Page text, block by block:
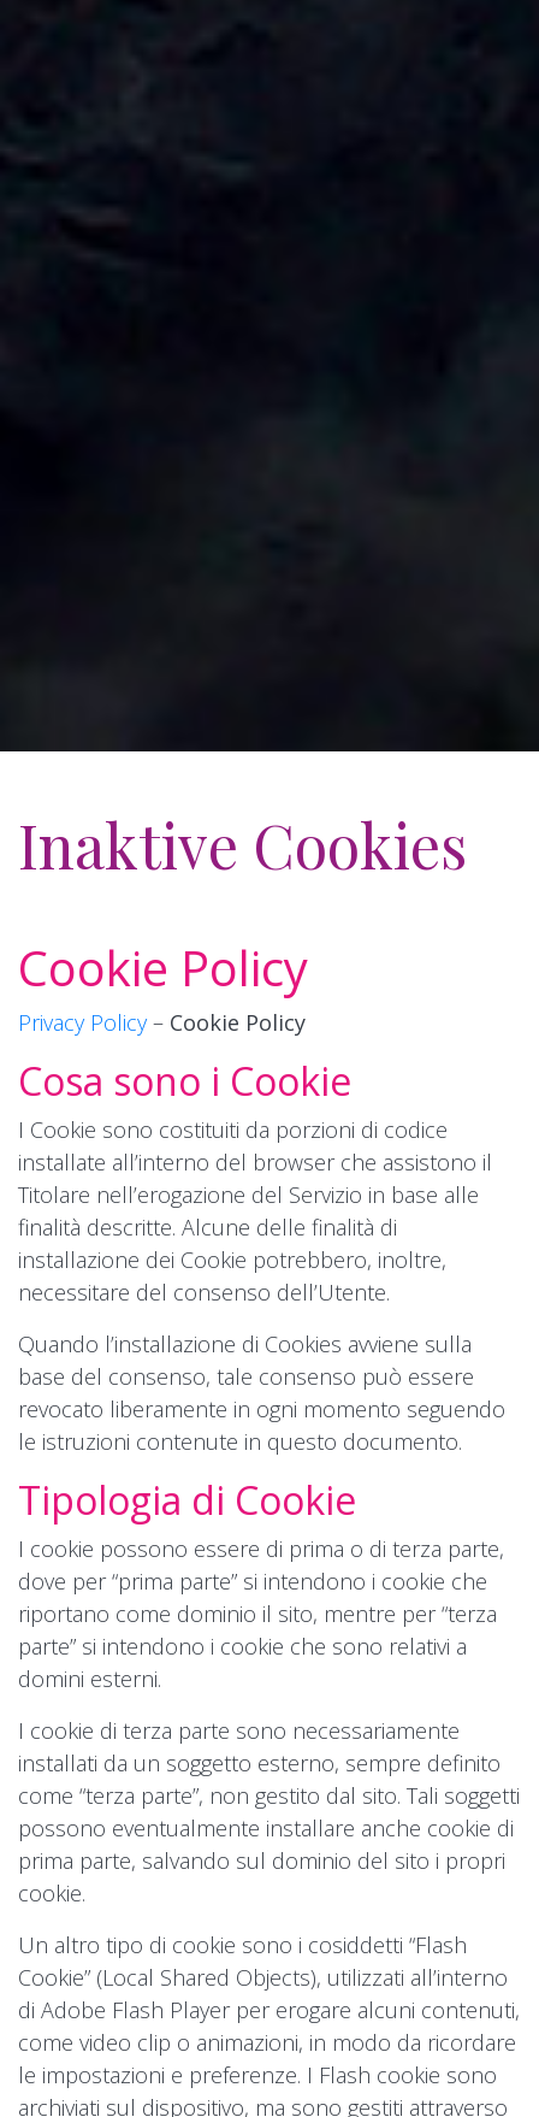
Inaktive Cookies
Cookie Policy
Privacy Policy– Cookie Policy
Cosa sono i Cookie
I Cookie sono costituiti da porzioni di codice
installate all’interno del browser che assistono il
Titolare nell’erogazione del Servizio in base alle
finalità descritte. Alcune delle finalità di
installazione dei Cookie potrebbero, inoltre,
necessitare del consenso dell’Utente.
Quando l’installazione di Cookies avviene sulla
base del consenso, tale consenso può essere
revocato liberamente in ogni momento seguendo
le istruzioni contenute in questo documento.
Tipologia di Cookie
I cookie possono essere di prima o di terza parte,
dove per “prima parte” si intendono i cookie che
riportano come dominio il sito, mentre per “terza
parte” si intendono i cookie che sono relativi a
domini esterni.
I cookie di terza parte sono necessariamente
installati da un soggetto esterno, sempre definito
come “terza parte”, non gestito dal sito. Tali soggetti
possono eventualmente installare anche cookie di
prima parte, salvando sul dominio del sito i propri
cookie.
Un altro tipo di cookie sono i cosiddetti “Flash
Cookie” (Local Shared Objects), utilizzati all’interno
di Adobe Flash Player per erogare alcuni contenuti,
come video clip o animazioni, in modo da ricordare
le impostazioni e preferenze. I Flash cookie sono
archiviati sul dispositivo, ma sono gestiti attraverso